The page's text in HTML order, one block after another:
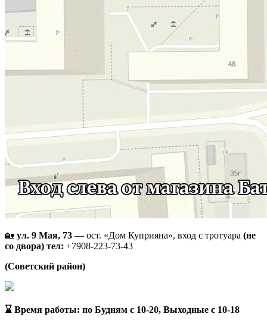
🏡 ул. 9 Мая, 73 — ост. «Дом Куприяна», вход с тротуара (не
со двора) тел: +7908-223-73-43
(Советский район)
⌛ Время работы: по Будням с 10-20, Выходные с 10-18